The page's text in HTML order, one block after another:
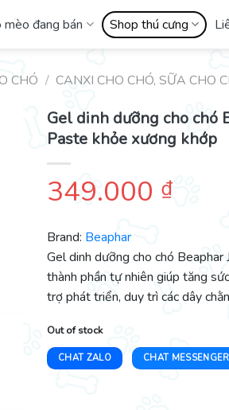
mèo đang bán Shop thú cưng
CHÓ / CANXI CHO CHÓ, SỮA CHO
Gel dinh dưỡng cho chó
Paste khỏe xương khớp
349.000 ₫
Brand: Beaphar
Gel dinh dưỡng cho chó Beaphar
thành phần tự nhiên giúp tăng
trợ phát triển, duy trì các dây
Out of stock
CHAT ZALO CHAT MESSENGER